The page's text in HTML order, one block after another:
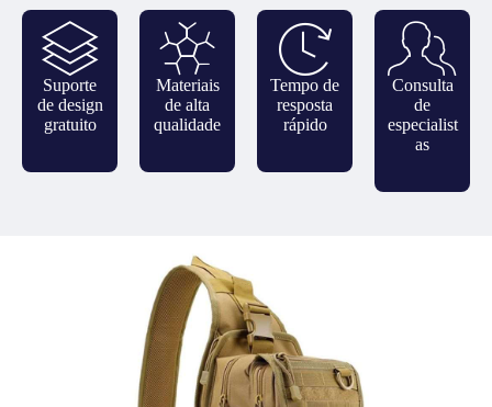
Suporte
de design
gratuito
Materiais
de alta
qualidade
Tempo de
resposta
rápido
Consulta
de
especialist
as